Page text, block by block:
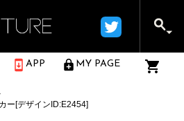
APP MY PAGE
ー[デザインID:E2454]